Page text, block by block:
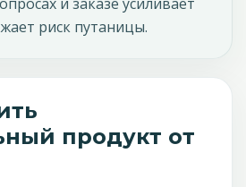
риск путаницы.
продукт от